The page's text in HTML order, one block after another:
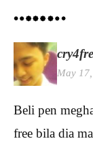
May
Beli pen
free bila dia